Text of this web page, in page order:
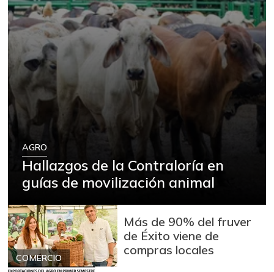
AGRO
Hallazgos de la Contraloría en
guías de movilización animal
COMERCIO
Más de 90% del fruver
de Éxito viene de
compras locales